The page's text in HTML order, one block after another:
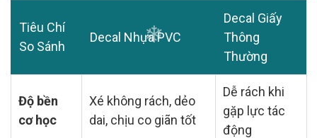
Tiêu Chí
So Sánh
Decal Nhựa PVC
Decal Giấy
Thông
Thường
Độ bền
cơ học
Xé không rách, dẻo
dai, chịu co giãn tốt
Dễ rách khi
gặp lực tác
động
❄